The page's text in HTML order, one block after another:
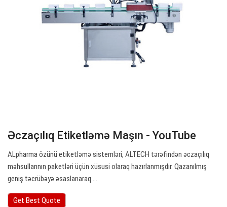
Əczaçılıq Etiketləmə Maşın - YouTube
ALpharma özünü etiketləmə sistemləri, ALTECH tərəfindən əczaçılıq
məhsullarının paketləri üçün xüsusi olaraq hazırlanmışdır. Qazanılmış
geniş təcrübəyə əsaslanaraq ...
Get Best Quote